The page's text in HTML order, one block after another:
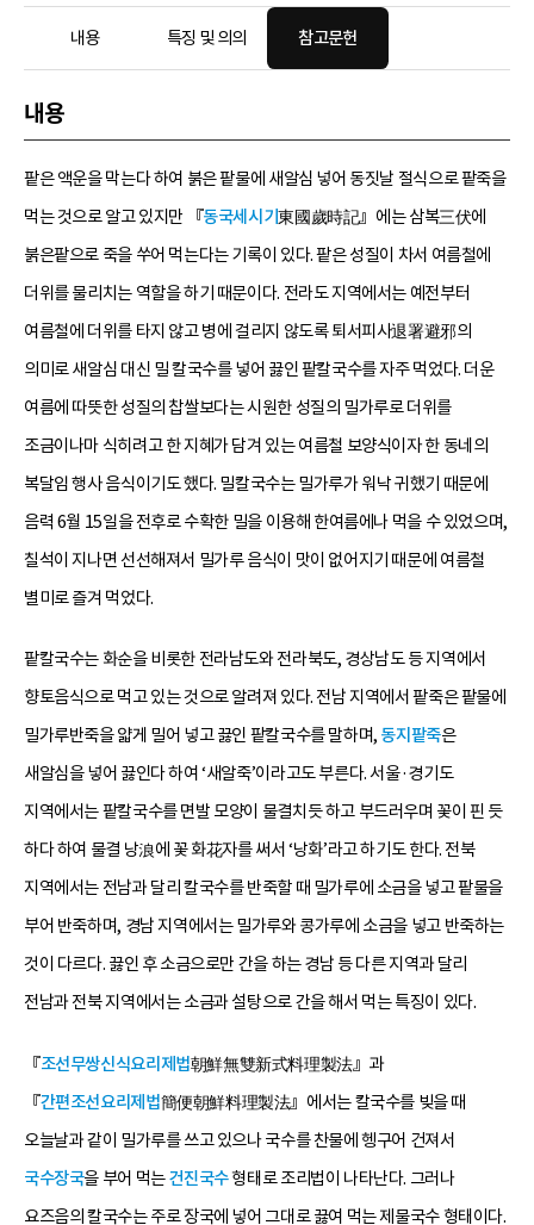
내용 특징 및 의의 참고문헌
내용
팥은 액운을 막는다 하여 붉은 팥물에 새알심 넣어 동짓날 절식으로 팥죽을
먹는 것으로 알고 있지만 『동국세시기東國歲時記』에는 삼복三伏에
붉은팥으로 죽을 쑤어 먹는다는 기록이 있다. 팥은 성질이 차서 여름철에
더위를 물리치는 역할을 하기 때문이다. 전라도 지역에서는 예전부터
여름철에 더위를 타지 않고 병에 걸리지 않도록 퇴서피사退署避邪의
의미로 새알심 대신 밀 칼국수를 넣어 끓인 팥칼국수를 자주 먹었다. 더운
여름에 따뜻한 성질의 찹쌀보다는 시원한 성질의 밀가루로 더위를
조금이나마 식히려고 한 지혜가 담겨 있는 여름철 보양식이자 한 동네의
복달임 행사 음식이기도 했다. 밀칼국수는 밀가루가 워낙 귀했기 때문에
음력 6월 15일을 전후로 수확한 밀을 이용해 한여름에나 먹을 수 있었으며,
칠석이 지나면 선선해져서 밀가루 음식이 맛이 없어지기 때문에 여름철
별미로 즐겨 먹었다.
팥칼국수는 화순을 비롯한 전라남도와 전라북도, 경상남도 등 지역에서
향토음식으로 먹고 있는 것으로 알려져 있다. 전남 지역에서 팥죽은 팥물에
밀가루반죽을 얇게 밀어 넣고 끓인 팥칼국수를 말하며, 동지팥죽은
새알심을 넣어 끓인다 하여 ‘새알죽’이라고도 부른다. 서울·경기도
지역에서는 팥칼국수를 면발 모양이 물결치듯 하고 부드러우며 꽃이 핀 듯
하다 하여 물결 낭浪에 꽃 화花자를 써서 ‘낭화’라고 하기도 한다. 전북
지역에서는 전남과 달리 칼국수를 반죽할 때 밀가루에 소금을 넣고 팥물을
부어 반죽하며, 경남 지역에서는 밀가루와 콩가루에 소금을 넣고 반죽하는
것이 다르다. 끓인 후 소금으로만 간을 하는 경남 등 다른 지역과 달리
전남과 전북 지역에서는 소금과 설탕으로 간을 해서 먹는 특징이 있다.
『조선무쌍신식요리제법朝鮮無雙新式料理製法』과
『간편조선요리제법簡便朝鮮料理製法』에서는 칼국수를 빚을 때
오늘날과 같이 밀가루를 쓰고 있으나 국수를 찬물에 헹구어 건져서
국수장국을 부어 먹는건진국수형태로 조리법이 나타난다. 그러나
요즈음의 칼국수는 주로 장국에 넣어 그대로 끓여 먹는 제물국수 형태이다.